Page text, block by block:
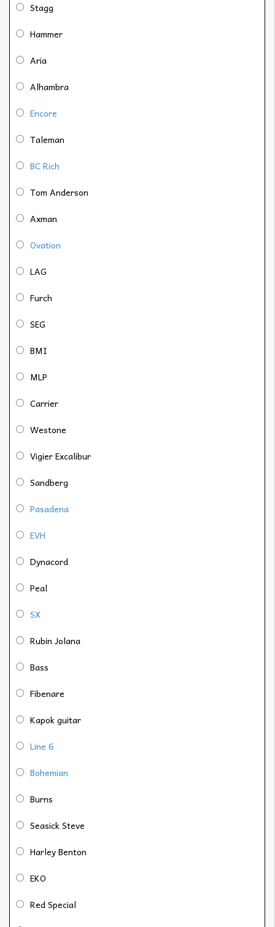
Stagg
Hammer
Aria
Alhambra
Encore
Taleman
BC Rich
Tom Anderson
Axman
Ovation
LAG
Furch
SEG
BMI
MLP
Carrier
Westone
Vigier Excalibur
Sandberg
Pasadena
EVH
Dynacord
Peal
SX
Rubin Jolana
Bass
Fibenare
Kapok guitar
Line 6
Bohemian
Burns
Seasick Steve
Harley Benton
EKO
Red Special